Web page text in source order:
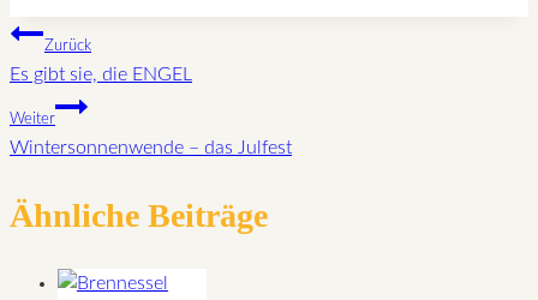
Beitragsnavigation
Zurück
Es gibt sie, die ENGEL
Weiter
Wintersonnenwende – das Julfest
Ähnliche Beiträge